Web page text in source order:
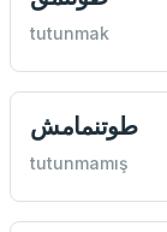
tutunmak
طوتنمامش
tutunmamış